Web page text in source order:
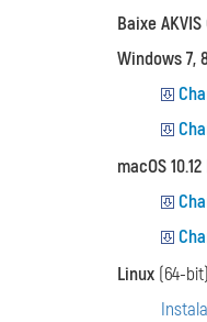
Baixe
Windows 7,
macOS
Linux (64-